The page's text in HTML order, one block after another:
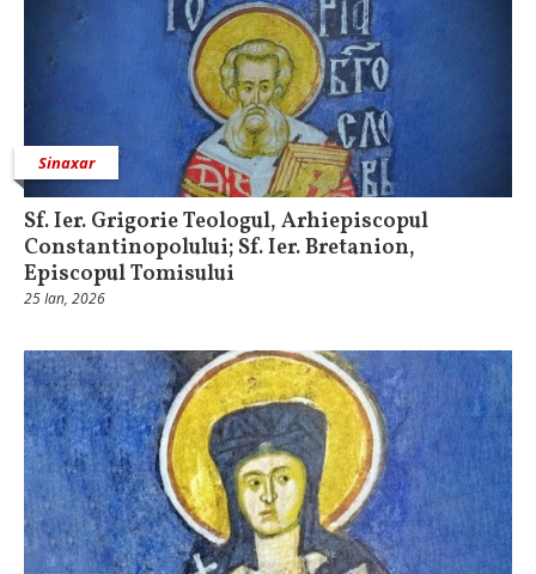
Sinaxar
Sf. Ier. Grigorie Teologul, Arhiepiscopul
Constantinopolului; Sf. Ier. Bretanion,
Episcopul Tomisului
25 Ian, 2026